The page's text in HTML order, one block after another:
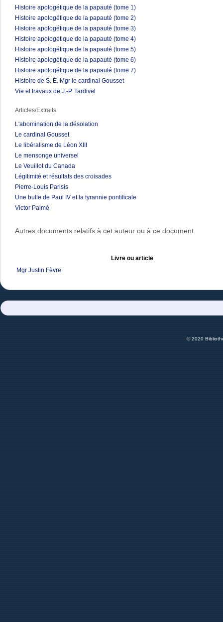
Histoire apologétique de la papauté (tome 1)
Histoire apologétique de la papauté (tome 2)
Histoire apologétique de la papauté (tome 3)
Histoire apologétique de la papauté (tome 4)
Histoire apologétique de la papauté (tome 5)
Histoire apologétique de la papauté (tome 6)
Histoire apologétique de la papauté (tome 7)
Histoire de S. É. Mgr le cardinal Gousset
Vie et travaux de J.-P. Tardivel
Articles/Extraits
L'abomination de la désolation
Le cardinal Gousset
Le libéralisme de Léon XIII
Le mensonge universel
Le Veuillot du Canada
Légitimité et résultats des croisades
Pierre-Louis Parisis
Une bulle de Paul IV et la tyrannie pontificale
Victor Palmé
Autres documents relatifs à cet auteur ou à ce document
Livre ou article
Mgr Justin Fèvre
© 2020